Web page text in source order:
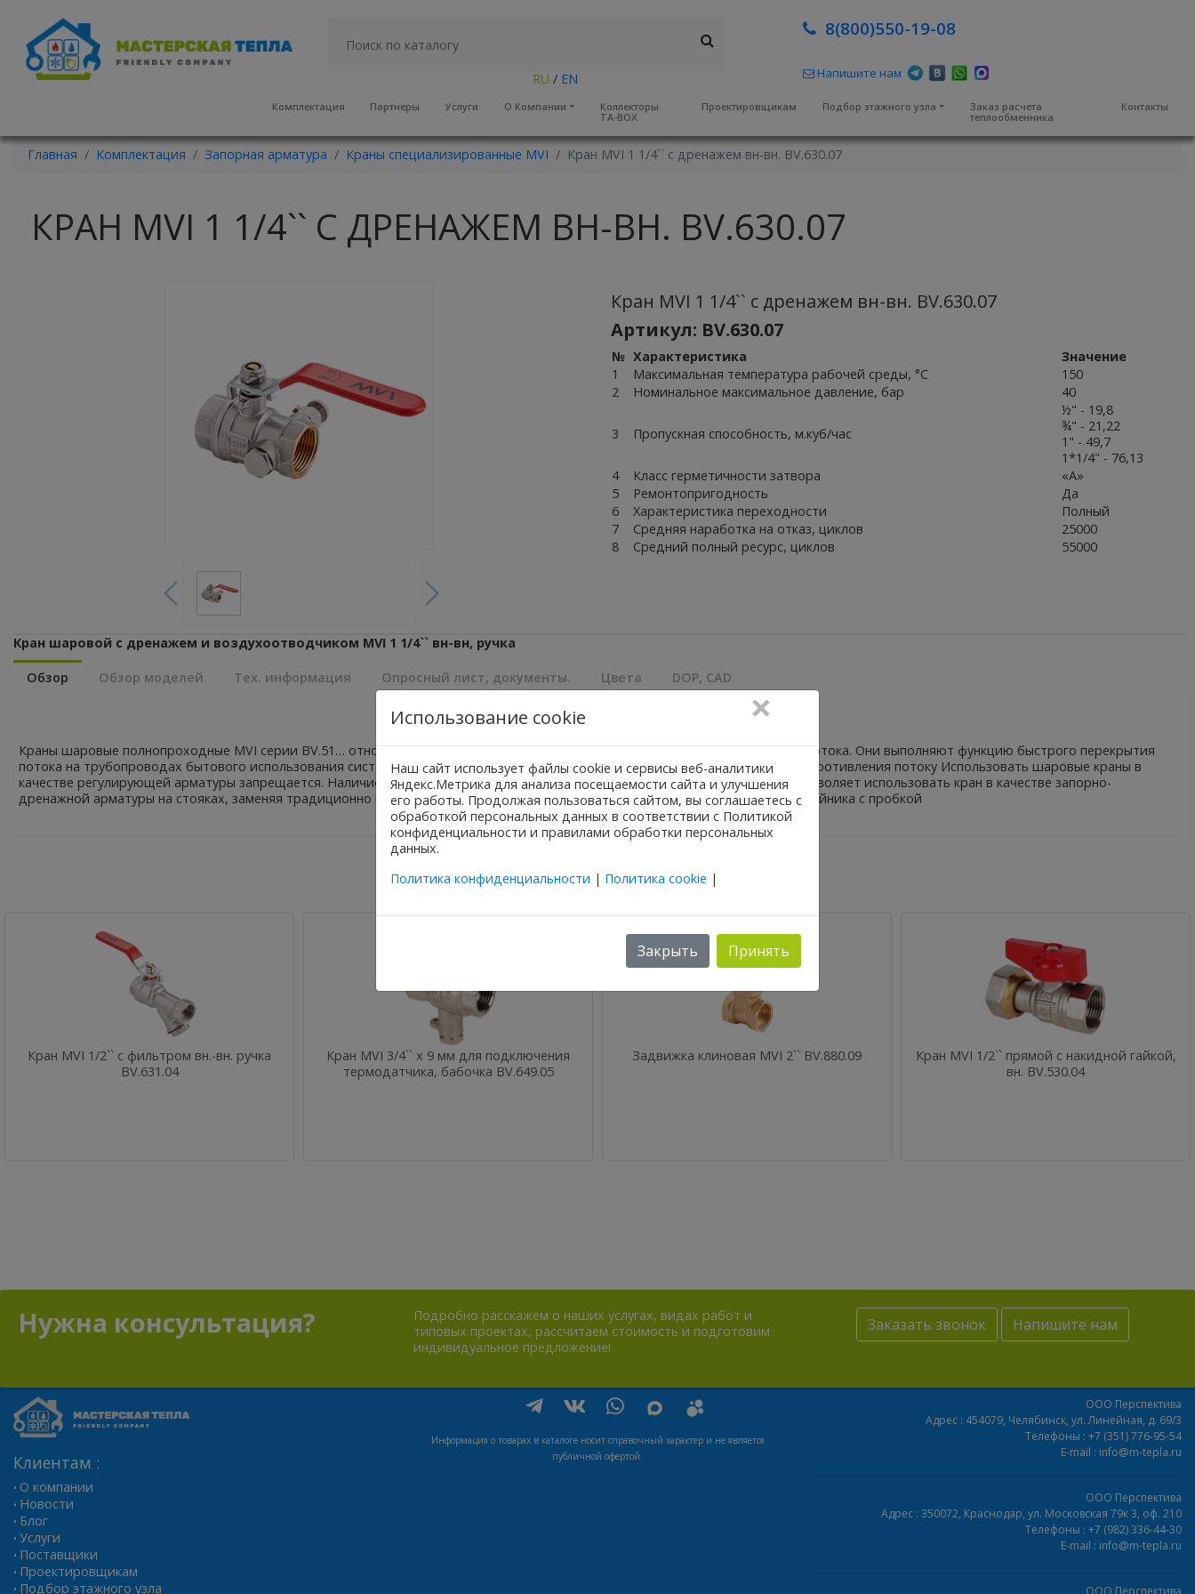
RU /EN
8(800)550-19-08
Напишите нам
Комплектация Партнеры Услуги О Компании
Коллекторы
TA-BOX
Проектировщикам Подбор этажного узла
Заказ расчета
теплообменника
Контакты
Главная Комплектация Запорная арматура Краны специализированные MVI Кран MVI 1 1/4`` с дренажем вн-вн. BV.630.07
КРАН MVI 1 1/4`` С ДРЕНАЖЕМ ВН-ВН. BV.630.07
Кран MVI 1 1/4`` с дренажем вн-вн. BV.630.07
Артикул: BV.630.07
№ Характеристика
Значение
1
Максимальная температура рабочей среды, °С
150
2
Номинальное максимальное давление, бар 40
3 Пропускная способность, м.куб/час
½" - 19,8
¾" - 21,22
1" - 49,7
1*1/4" - 76,13
4
Класс герметичности затвора
«А»
5
Ремонтопригодность
Да
6
Характеристика переходности
Полный
7
Средняя наработка на отказ, циклов
25000
8
Средний полный ресурс, циклов 55000
Кран шаровой с дренажем и воздухоотводчиком MVI 1 1/4`` вн-вн, ручка
Обзор Обзор моделей Тех. информация Опросный лист, документы. Цвета DOP, CAD
Обзор
Краны шаровые полнопроходные MVI серии BV.51… относятся к запорной арматуре и не предназначены для регулирования потока. Они выполняют функцию быстрого перекрытия
потока на трубопроводах бытового использования систем горячего и холодного водоснабжения, отопления. Не создают сопротивления потоку Использовать шаровые краны в
качестве регулирующей арматуры запрещается. Наличие встроенного ручного воздухоотводчика и дренажного патрубка позволяет использовать кран в качестве запорно-
дренажной арматуры на стояках, заменяя традиционно используемую комбинацию обычного шарового крана (вентиля) и тройника с пробкой
Еще в этой категории:
Кран MVI 1/2`` с фильтром вн.-вн. ручка
BV.631.04
Кран MVI 3/4`` x 9 мм для подключения
термодатчика, бабочка BV.649.05
Задвижка клиновая MVI 2`` BV.880.09
Кран MVI 1/2`` прямой с накидной гайкой,
вн. BV.530.04
Нужна консультация?
Подробно расскажем о наших услугах, видах работ и
типовых проектах, рассчитаем стоимость и подготовим
индивидуальное предложение!
Заказать звонок Напишите нам
Использование cookie
Наш сайт использует файлы cookie и сервисы веб-аналитики
Яндекс.Метрика для анализа посещаемости сайта и улучшения
его работы. Продолжая пользоваться сайтом, вы соглашаетесь с
обработкой персональных данных в соответствии с Политикой
конфиденциальности и правилами обработки персональных
данных.
Политика конфиденциальности | Политика cookie |
Закрыть Принять
Клиентам :
• О компании
• Новости
• Блог
• Услуги
• Поставщики
• Проектировщикам
• Подбор этажного узла
Информация о товарах в каталоге носит справочный характер и не является
публичной офертой.
ООО Перспектива
Адрес : 454079, Челябинск, ул. Линейная, д. 69/3
Телефоны : +7 (351) 776-95-54
E-mail : info@m-tepla.ru
ООО Перспектива
Адрес : 350072, Краснодар, ул. Московская 79к 3, оф. 210
Телефоны : +7 (982) 336-44-30
E-mail : info@m-tepla.ru
ООО Перспектива